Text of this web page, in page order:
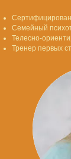
Семейный
Телесно-
Тренер первых